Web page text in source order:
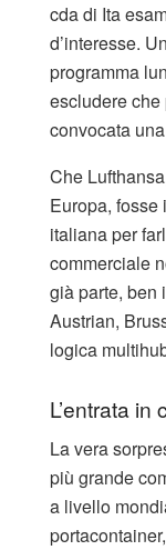
cda di Ita
d’interesse.
programma
escludere
convocata
Che
Europa,
italiana per
commerciale
già parte, ben
Austrian,
logica
L’entrata in
La vera
più grande
a livello